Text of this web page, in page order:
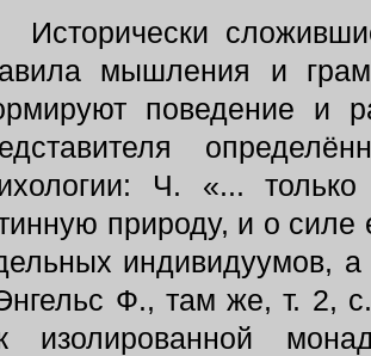
Исторически
мышления и
поведение и
Ч. «...
природу, и о силе
индивидуумов,
Ф., там же, т. 2,
изолированной